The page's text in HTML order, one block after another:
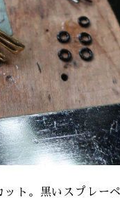
ト。黒いスプレー